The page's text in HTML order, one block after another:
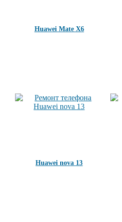
Huawei Mate X6
Huawei nova 13